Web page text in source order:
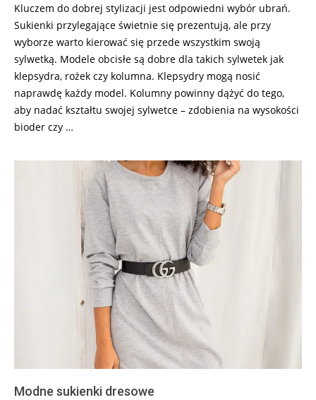
Kluczem do dobrej stylizacji jest odpowiedni wybór ubrań.
Sukienki przylegające świetnie się prezentują, ale przy
wyborze warto kierować się przede wszystkim swoją
sylwetką. Modele obcisłe są dobre dla takich sylwetek jak
klepsydra, rożek czy kolumna. Klepsydry mogą nosić
naprawdę każdy model. Kolumny powinny dążyć do tego,
aby nadać kształtu swojej sylwetce – zdobienia na wysokości
bioder czy …
Modne sukienki dresowe